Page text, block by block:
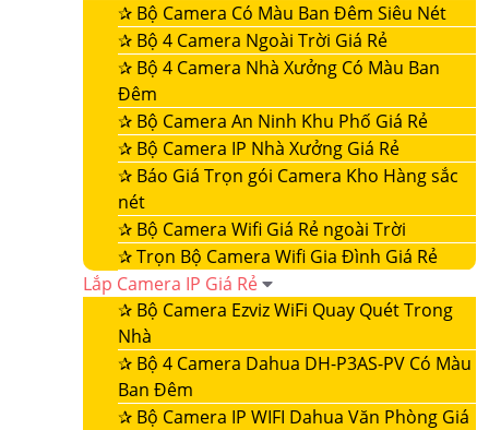
✰ Bộ Camera Có Màu Ban Đêm Siêu Nét
✰ Bộ 4 Camera Ngoài Trời Giá Rẻ
✰ Bộ 4 Camera Nhà Xưởng Có Màu Ban
Đêm
✰ Bộ Camera An Ninh Khu Phố Giá Rẻ
✰ Bộ Camera IP Nhà Xưởng Giá Rẻ
✰ Báo Giá Trọn gói Camera Kho Hàng sắc
nét
✰ Bộ Camera Wifi Giá Rẻ ngoài Trời
✰Trọn Bộ Camera Wifi Gia Đình Giá Rẻ
Lắp Camera IP Giá Rẻ
✰ Bộ Camera Ezviz WiFi Quay Quét Trong
Nhà
✰ Bộ 4 Camera Dahua DH-P3AS-PV Có Màu
Ban Đêm
✰ Bộ Camera IP WIFI Dahua Văn Phòng Giá